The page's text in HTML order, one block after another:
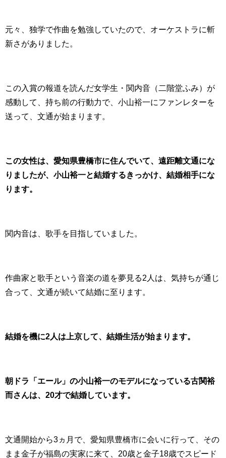
元々、独学で作曲を勉強していたので、オーケストラに斬
新さがありました。
この入賞の報道を読んだ女学生・関内音（二階堂ふみ）が
感動して、持ち前の行動力で、小山裕一にファンレターを
送って、文通が始まります。
この女性は、愛知県豊橋市に住んでいて、遠距離文通にな
りましたが、小山裕一と結婚するきっかけ、結婚相手にな
ります。
関内音は、歌手を目指していました。
作曲家と歌手という音楽の道を夢見る2人は、気持ちが通じ
合って、文通が続いて結婚に至ります。
結婚を機に2人は上京して、結婚生活が始まります。
朝ドラ「エール」の小山裕一のモデルになっている古関裕
而さんは、20才で結婚しています。
文通開始から3ヵ月で、愛知県豊橋市に会いに行って、その
まま金子が福島の実家に来て、20歳と金子18歳でスピード